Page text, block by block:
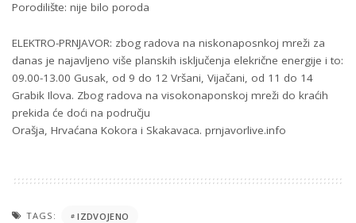
Porodilište: nije bilo poroda
ELEKTRO-PRNJAVOR: zbog radova na niskonaposnkoj mreži za
danas je najavljeno više planskih isključenja elekrične energije i to:
09.00-13.00 Gusak, od 9 do 12 Vršani, Vijačani, od 11 do 14
Grabik Ilova. Zbog radova na visokonaponskoj mreži do kraćih
prekida će doći na području
Orašja, Hrvaćana Kokora i Skakavaca. prnjavorlive.info
TAGS: IZDVOJENO